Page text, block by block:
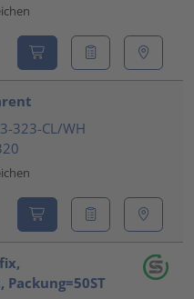
323-CL/WH